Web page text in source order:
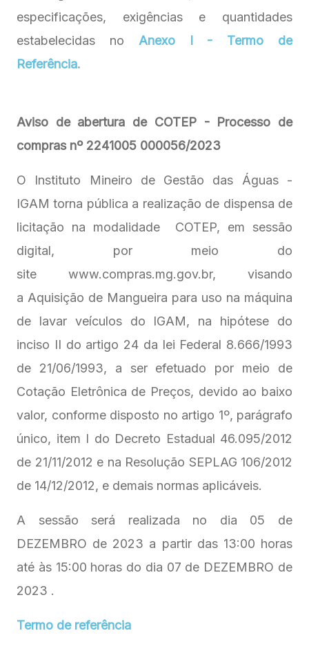
especificações, exigências e quantidades
estabelecidas no Anexo I - Termo de
Referência.
Aviso de abertura de COTEP - Processo de
compras nº 2241005 000056/2023
O Instituto Mineiro de Gestão das Águas -
IGAM torna pública a realização de dispensa de
licitação na modalidade COTEP, em sessão
digital, por meio do
site www.compras.mg.gov.br, visando
a Aquisição de Mangueira para uso na máquina
de lavar veículos do IGAM, na hipótese do
inciso II do artigo 24 da lei Federal 8.666/1993
de 21/06/1993, a ser efetuado por meio de
Cotação Eletrônica de Preços, devido ao baixo
valor, conforme disposto no artigo 1º, parágrafo
único, item I do Decreto Estadual 46.095/2012
de 21/11/2012 e na Resolução SEPLAG 106/2012
de 14/12/2012, e demais normas aplicáveis.
A sessão será realizada no dia 05 de
DEZEMBRO de 2023 a partir das 13:00 horas
até às 15:00 horas do dia 07 de DEZEMBRO de
2023 .
Termo de referência